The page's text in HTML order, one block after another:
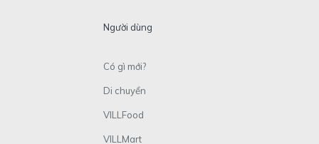
Người dùng
Có gì mới?
Di chuyển
VILLFood
VILLMart